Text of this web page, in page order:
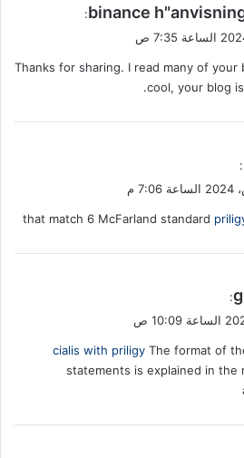
binance
:
Thanks for sharing. I read many of your
cool, your blog
:
:
cialis with priligy The format of
statements is explained in the